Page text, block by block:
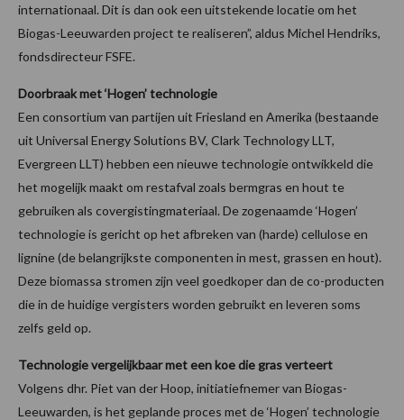
internationaal. Dit is dan ook een uitstekende locatie om het
Biogas-Leeuwarden project te realiseren”, aldus Michel Hendriks,
fondsdirecteur FSFE.
Doorbraak met ‘Hogen’ technologie
Een consortium van partijen uit Friesland en Amerika (bestaande
uit Universal Energy Solutions BV, Clark Technology LLT,
Evergreen LLT) hebben een nieuwe technologie ontwikkeld die
het mogelijk maakt om restafval zoals bermgras en hout te
gebruiken als co­vergistingmateriaal. De zogenaamde ‘Hogen’
technologie is gericht op het afbreken van (harde) cellulose en
lignine (de belangrijkste componenten in mest, grassen en hout).
Deze biomassa stromen zijn veel goedkoper dan de co-producten
die in de huidige vergisters worden gebruikt en leveren soms
zelfs geld op.
Technologie vergelijkbaar met een koe die gras verteert
Volgens dhr. Piet van der Hoop, initiatiefnemer van Biogas-
Leeuwarden, is het geplande proces met de ‘Hogen’ technologie